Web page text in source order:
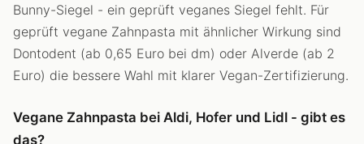
Bunny-Siegel - ein geprüft veganes Siegel fehlt. Für
geprüft vegane Zahnpasta mit ähnlicher Wirkung sind
Dontodent (ab 0,65 Euro bei dm) oder Alverde (ab 2
Euro) die bessere Wahl mit klarer Vegan-Zertifizierung.
Vegane Zahnpasta bei Aldi, Hofer und Lidl - gibt es
das?